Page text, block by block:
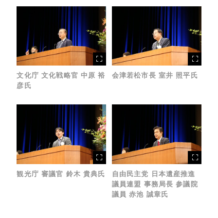
文化庁 文化戦略官 中原 裕
彦氏
会津若松市長 室井 照平氏
観光庁 審議官 鈴木 貴典氏
自由民主党 日本遺産推進
議員連盟 事務局長 参議院
議員 赤池 誠章氏